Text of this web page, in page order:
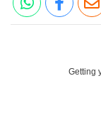
Getting